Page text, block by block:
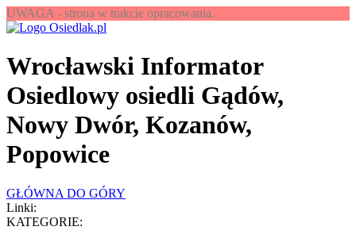
UWAGA - strona w trakcie opracowania.
Wrocławski Informator
Osiedlowy osiedli Gądów,
Nowy Dwór, Kozanów,
Popowice
GŁÓWNA DO GÓRY
Linki:
KATEGORIE: